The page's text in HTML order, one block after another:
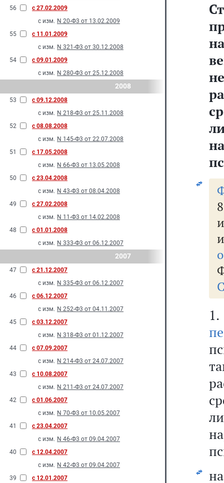
56
с 27.02.2009
с изм. N 20-Ф3 от 13.02.2009
55
с 11.01.2009
с изм. N 321-Ф3 от 30.12.2008
54
с 09.01.2009
с изм. N 280-Ф3 от 25.12.2008
2008
53
с 09.12.2008
с изм. N 218-Ф3 от 25.11.2008
52
с 08.08.2008
с изм. N 145-Ф3 от 22.07.2008
51
с 17.05.2008
с изм. N 66-Ф3 от 13.05.2008
50
с 23.04.2008
с изм. N 43-Ф3 от 08.04.2008
49
с 27.02.2008
с изм. N 11-Ф3 от 14.02.2008
48
с 01.01.2008
с изм. N 333-Ф3 от 06.12.2007
2007
47
с 21.12.2007
с изм. N 335-Ф3 от 06.12.2007
46
с 06.12.2007
с изм. N 252-Ф3 от 04.11.2007
45
с 03.12.2007
с изм. N 318-Ф3 от 01.12.2007
44
с 07.09.2007
с изм. N 214-Ф3 от 24.07.2007
43
с 10.08.2007
с изм. N 211-Ф3 от 24.07.2007
42
с 01.06.2007
с изм. N 70-Ф3 от 10.05.2007
41
с 23.04.2007
с изм. N 46-Ф3 от 09.04.2007
40
с 12.04.2007
с изм. N 42-Ф3 от 09.04.2007
39
с 12.01.2007